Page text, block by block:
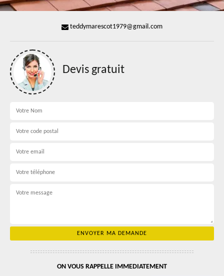
teddymarescot1979@gmail.com
Devis gratuit
ON VOUS RAPPELLE IMMEDIATEMENT